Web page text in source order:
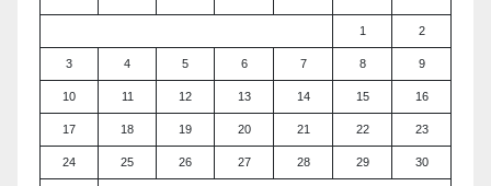
1 2
3 4 5 6 7 8 9
10 11 12 13 14 15 16
17 18 19 20 21 22 23
24 25 26 27 28 29 30